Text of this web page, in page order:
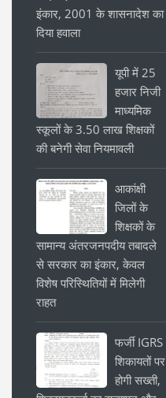
इंकार, 2001 के शासनादेश का
दिया हवाला
यूपी में 25
हजार निजी
माध्यमिक
स्कूलों के 3.50 लाख शिक्षकों
की बनेगी सेवा नियमावली
आकांक्षी
जिलों के
शिक्षकों के
सामान्य अंतरजनपदीय तबादले
से सरकार का इंकार, केवल
विशेष परिस्थितियों में मिलेगी
राहत
फर्जी IGRS
शिकायतों पर
होगी सख्ती,